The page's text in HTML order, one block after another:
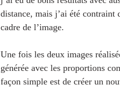
distance, mais j’ai été contraint
cadre de l’image.
Une fois les deux images
générée avec les proportions
façon simple est de créer un